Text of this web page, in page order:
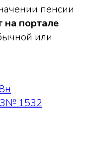
пенсии
на портале
или
1532